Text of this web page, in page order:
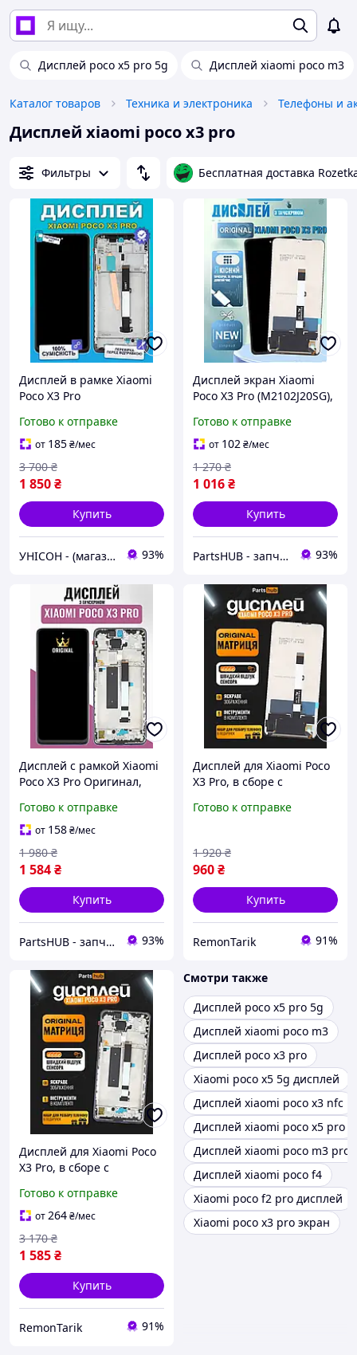
Дисплей poco x5 pro 5g Дисплей xiaomi poco m3
Каталог товаров Техника и электроника Телефоны и
Дисплей xiaomi poco x3 pro
Фильтры Бесплатная доставка
Дисплей в рамке Xiaomi
Poco X3 Pro
экран оригинал на
Ксиоми Поко Х3 Про
Готово к отправке
от 185₴/мес
1 850₴
3 700 ₴
Купить
УНІСОН - (магазин запчастин для телефонів) 93%
Дисплей экран Xiaomi
Poco X3 Pro (M2102J20SG),
сборе, Модуль Ксиоми
Поко Х3 Про
Готово к отправке
от 102₴/мес
1 016₴
1 270 ₴
Купить
PartsHUB - запчастини на Телефони (Дисплей / Акумулятор / Шлейф-Плати) 93%
Дисплей с рамкой Xiaomi
Poco X3 Pro Оригинал,
Ксиоми Поко Х3 Про, +
подарок (клей 15мл)
Готово к отправке
от 158₴/мес
1 584₴
1 980 ₴
Купить
PartsHUB - запчастини на Телефони (Дисплей / Акумулятор / Шлейф-Плати) 93%
Дисплей для Xiaomi Poco
X3 Pro, в сборе с
Original + набор
Готово к отправке
960₴
1 920 ₴
Купить
RemonTarik 91%
Дисплей для Xiaomi Poco
X3 Pro, в сборе с
корпусе, Original + набор
инструментов
Готово к отправке
от264₴/мес
1 585₴
3 170 ₴
Купить
RemonTarik 91%
Смотри также
Дисплей poco x5 pro 5g
Дисплей xiaomi poco m3
Дисплей poco x3 pro
Xiaomi poco x5 5g дисплей
Дисплей xiaomi poco x3 nfc
Дисплей xiaomi poco x5 pro
Дисплей xiaomi poco m3 pro
Дисплей xiaomi poco f4
Xiaomi poco f2 pro дисплей
Xiaomi poco x3 pro экран